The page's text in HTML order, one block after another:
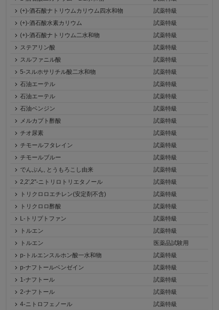
(+)-酒石酸ナトリウムカリウム四水和物
試薬特級
(+)-酒石酸水素カリウム
試薬特級
(+)-酒石酸ナトリウム二水和物
試薬特級
ステアリン酸
試薬特級
スルファニル酸
試薬特級
5-スルホサリチル酸二水和物
試薬特級
石油エーテル
試薬特級
石油エーテル
試薬特級
石油ベンジン
試薬特級
メルカプト酢酸
試薬特級
チオ尿素
試薬特級
チモールフタレイン
試薬特級
チモールブルー
試薬特級
でんぷん, とうもろこし由来
試薬特級
2,2',2''-ニトリロトリエタノール
試薬特級
トリクロロエチレン(安定剤不含)
試薬特級
トリクロロ酢酸
試薬特級
L-トリプトファン
試薬特級
トルエン
試薬特級
トルエン
医薬品試験用
p-トルエンスルホン酸一水和物
試薬特級
p-ナフトールベンゼイン
試薬特級
1-ナフトール
試薬特級
2-ナフトール
試薬特級
4-ニトロフェノール
試薬特級